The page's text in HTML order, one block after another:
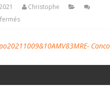
Christophe